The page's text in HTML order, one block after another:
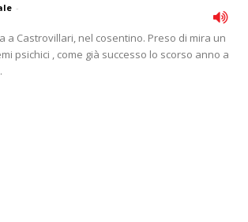
-
a Castrovillari, nel cosentino. Preso di mira un
psichici , come già successo lo scorso anno a